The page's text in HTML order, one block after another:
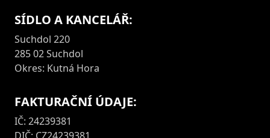
SÍDLO A KANCELÁŘ:
Suchdol 220
285 02 Suchdol
Okres: Kutná Hora
FAKTURAČNÍ ÚDAJE:
IČ: 24239381